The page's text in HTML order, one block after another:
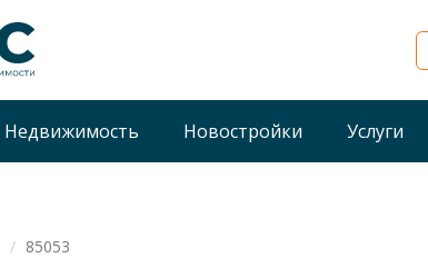
Недвижимость Новостройки Услуги
85053